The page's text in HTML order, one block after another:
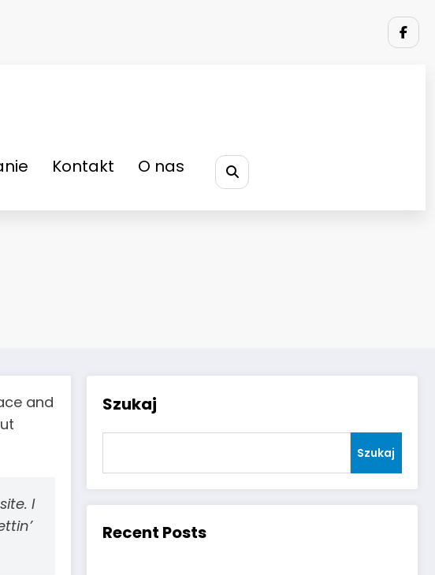
Kontakt O nas
and
I
Szukaj
Szukaj
Recent Posts